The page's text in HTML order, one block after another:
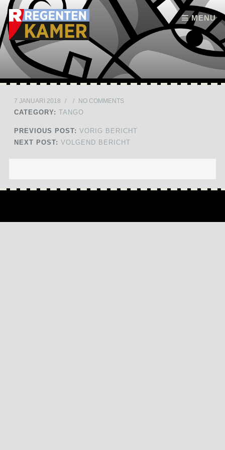
MENU
Skip to content
7 JANUARI 2018 / / NO COMMENTS
CATEGORY: TANGO
PREVIOUS POST: VORIG BERICHT
NEXT POST: VOLGEND BERICHT